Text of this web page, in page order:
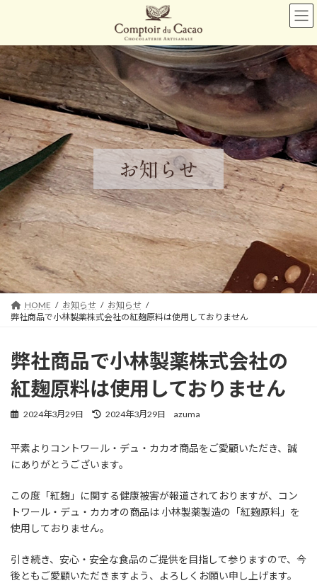
ン
ツ
へ
ス
キ
ッ
プ
ー
シ
ョ
ン
に
移
動
お知らせ
HOME お知らせ
お知らせ
弊社商品で小林製薬株式会社の紅麹原料は使用しておりません
弊社商品で小林製薬株式会社の
紅麹原料は使用しておりません
2024年3月29日
最
新
日
2024年3月29日 azuma
平素よりコントワール・デュ・カカオ商品をご愛顧いただき、誠
にありがとうございます。
この度「紅麹」に関する健康被害が報道されておりますが、コン
トワール・デュ・カカオの商品は 小林製薬製造の「紅麹原料」を
使用しておりません。
引き続き、安心・安全な食品のご提供を目指して参りますので、今
後ともご愛顧いただきますよう、よろしくお願い申し上げます。